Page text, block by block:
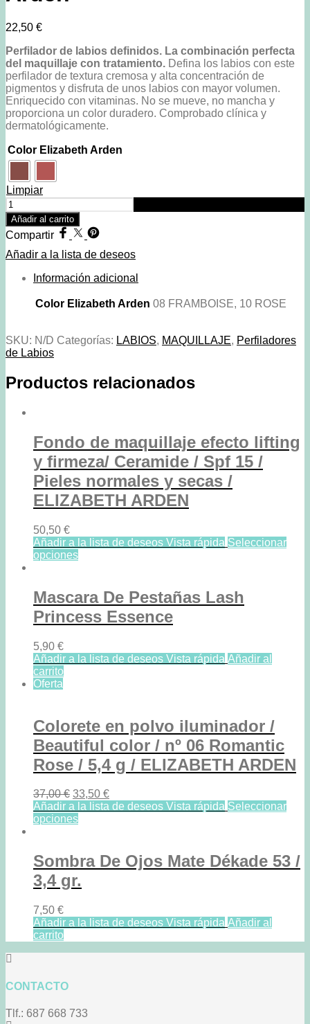
22,50 €
Perfilador de labios definidos. La combinación perfecta
del maquillaje con tratamiento. Defina los labios con este
perfilador de textura cremosa y alta concentración de
pigmentos y disfruta de unos labios con mayor volumen.
Enriquecido con vitaminas. No se mueve, no mancha y
proporciona un color duradero. Comprobado clínica y
dermatológicamente.
Color Elizabeth Arden
Limpiar
Beautiful
Color
Precision
Glide
Lip
Añadir al carrito
Compartir
Añadir a la lista de deseos
Información adicional
Color Elizabeth Arden 08 FRAMBOISE, 10 ROSE
SKU: N/D Categorías: LABIOS, MAQUILLAJE, Perfiladores
de Labios
Productos relacionados
Fondo de maquillaje efecto lifting
y firmeza/ Ceramide / Spf 15 /
Pieles normales y secas /
ELIZABETH ARDEN
50,50 €
Añadir a la lista de deseos Vista rápida Seleccionar
opciones
Mascara De Pestañas Lash
Princess Essence
5,90 €
Añadir a la lista de deseos Vista rápida Añadir al
carrito
Oferta
Colorete en polvo iluminador /
Beautiful color / nº 06 Romantic
Rose / 5,4 g / ELIZABETH ARDEN
37,00€ 33,50 €
Añadir a la lista de deseos Vista rápida Seleccionar
opciones
Sombra De Ojos Mate Dékade 53 /
3,4 gr.
7,50 €
Añadir a la lista de deseos Vista rápida Añadir al
carrito
CONTACTO
Tlf.: 687 668 733